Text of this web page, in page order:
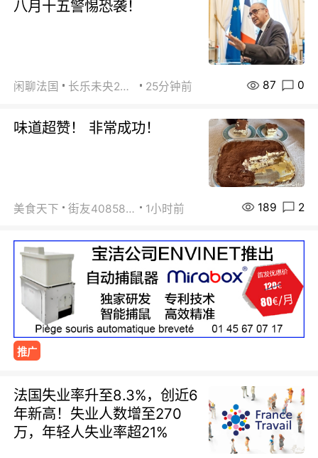
八月十五警惕恐袭！
闲聊法国 长乐未央2015 25分钟前 87 0
味道超赞！ 非常成功！
美食天下 街友40858442 1小时前 189 2
推广
法国失业率升至8.3%，创近6
年新高！失业人数增至270
万，年轻人失业率超21%